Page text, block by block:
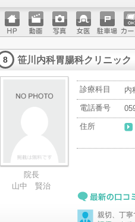
ホーム
ページ
動画 写真 女医 駐車場ク
ッ
ード
8 笹川内科胃腸科クリニック
院長
山中 賢治
診療科目
内
電話番号
住所
最新の口コミ
親切、丁寧